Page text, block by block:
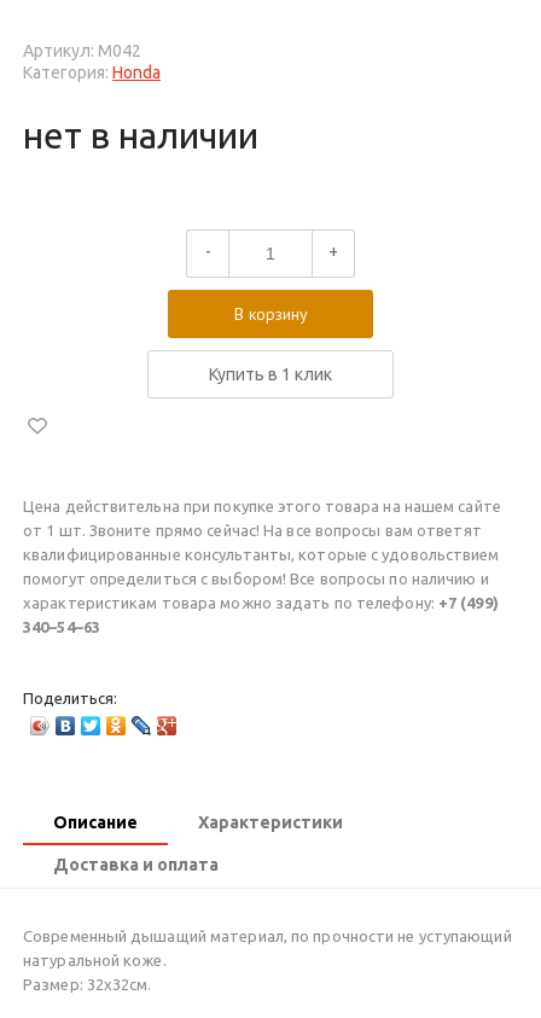
Артикул: М042
Категория: Honda
нет в наличии
- +
В корзину
Купить в 1 клик
Цена действительна при покупке этого товара на нашем сайте
от 1 шт. Звоните прямо сейчас! На все вопросы вам ответят
квалифицированные консультанты, которые с удовольствием
помогут определиться с выбором! Все вопросы по наличию и
характеристикам товара можно задать по телефону: +7 (499)
340–54–63
Поделиться:
Описание Характеристики
Доставка и оплата
Современный дышащий материал, по прочности не уступающий
натуральной коже.
Размер: 32х32см.